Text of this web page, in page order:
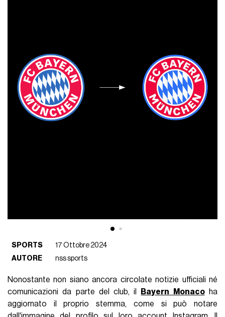
SPORTS
17 Ottobre 2024
AUTORE
nss sports
Nonostante non siano ancora circolate notizie ufficiali né
comunicazioni da parte del club, il
Bayern Monacoha
aggiornato il proprio stemma, come si può notare